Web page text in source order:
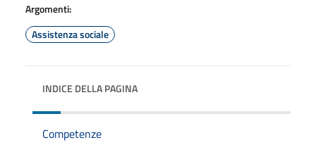
Argomenti:
Assistenza sociale
INDICE DELLA PAGINA
Competenze